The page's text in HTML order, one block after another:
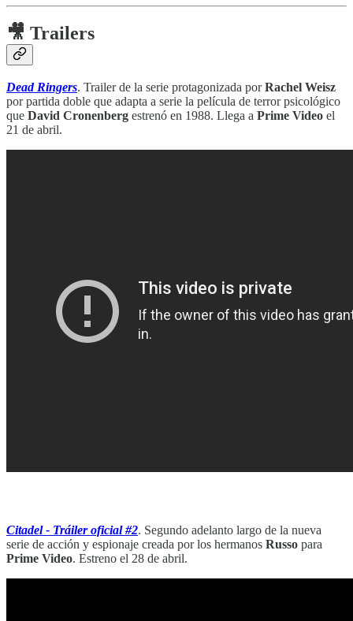
🎥 Trailers
Dead Ringers. Trailer de la serie protagonizada porRachel Weisz
por partida doble que adapta a serie la película de terror psicológico
que David Cronenberg estrenó en 1988. Llega a Prime Video el
21 de abril.
Citadel - Tráiler oficial #2. Segundo adelanto largo de la nueva
serie de acción y espionaje creada por los hermanos Russo para
Prime Video. Estreno el 28 de abril.